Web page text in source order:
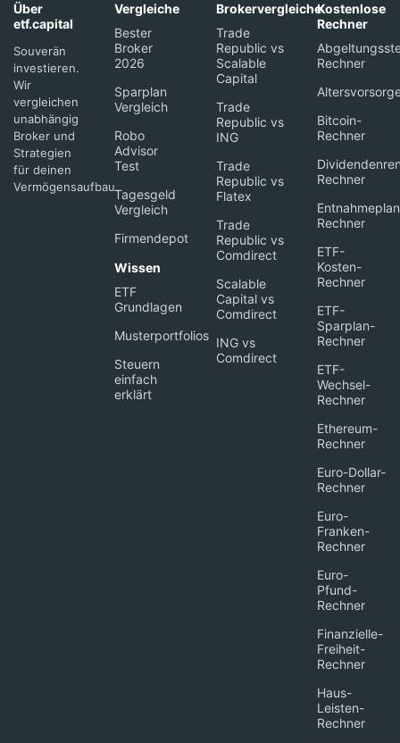
Über
etf.capital
Souverän
investieren.
Wir
vergleichen
unabhängig
Broker und
Strategien
für deinen
Vermögensaufbau.
Vergleiche
Bester
Broker
2026
Sparplan
Vergleich
Robo
Advisor
Test
Tagesgeld
Vergleich
Firmendepot
Wissen
ETF
Grundlagen
Musterportfolios
Steuern
einfach
erklärt
Brokervergleiche
Trade
Republic vs
Scalable
Capital
Trade
Republic vs
ING
Trade
Republic vs
Flatex
Trade
Republic vs
Comdirect
Scalable
Capital vs
Comdirect
ING vs
Comdirect
Kostenlose
Rechner
Rechner
Bitcoin-
Rechner
Rechner
Rechner
ETF-
Kosten-
Rechner
ETF-
Sparplan-
Rechner
ETF-
Wechsel-
Rechner
Ethereum-
Rechner
Euro-Dollar-
Rechner
Euro-
Franken-
Rechner
Euro-
Pfund-
Rechner
Finanzielle-
Freiheit-
Rechner
Haus-
Leisten-
Rechner